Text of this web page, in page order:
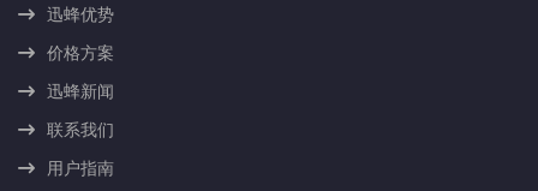
迅蜂优势
价格方案
迅蜂新闻
联系我们
用户指南